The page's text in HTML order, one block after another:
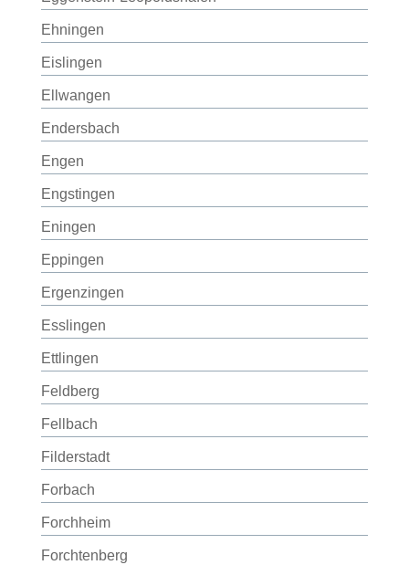
Ehningen
Eislingen
Ellwangen
Endersbach
Engen
Engstingen
Eningen
Eppingen
Ergenzingen
Esslingen
Ettlingen
Feldberg
Fellbach
Filderstadt
Forbach
Forchheim
Forchtenberg